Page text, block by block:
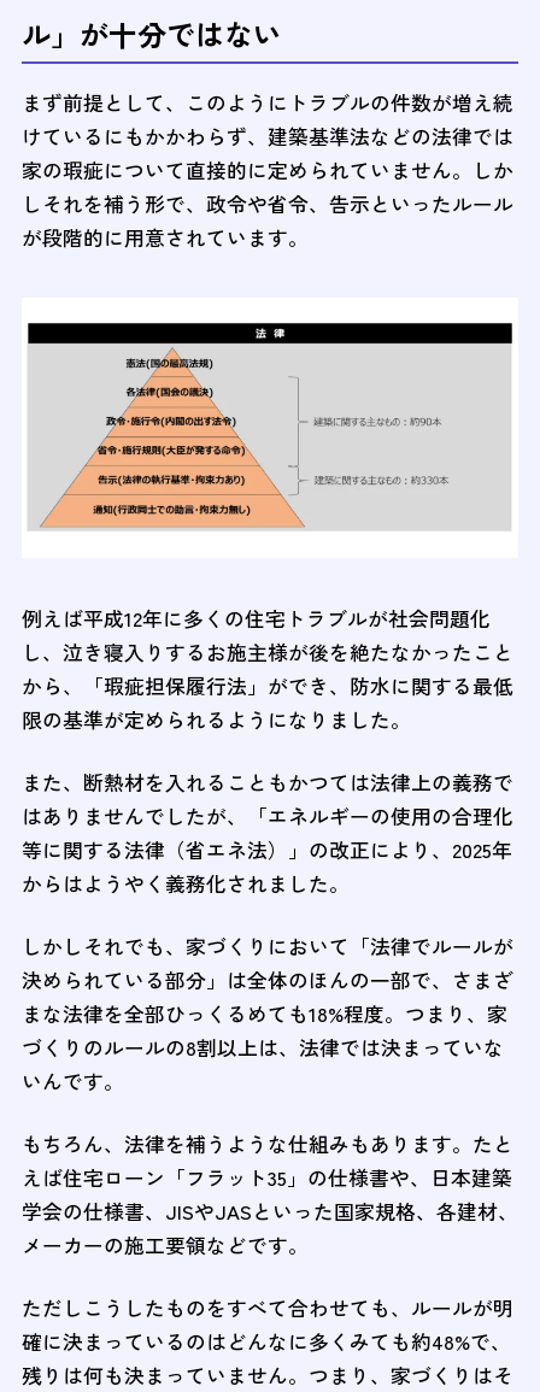
ル」が十分ではない
まず前提として、このようにトラブルの件数が増え続
けているにもかかわらず、建築基準法などの法律では
家の瑕疵について直接的に定められていません。しか
しそれを補う形で、政令や省令、告示といったルール
が段階的に用意されています。
例えば平成12年に多くの住宅トラブルが社会問題化
し、泣き寝入りするお施主様が後を絶たなかったこと
から、「瑕疵担保履行法」ができ、防水に関する最低
限の基準が定められるようになりました。
また、断熱材を入れることもかつては法律上の義務で
はありませんでしたが、「エネルギーの使用の合理化
等に関する法律（省エネ法）」の改正により、2025年
からはようやく義務化されました。
しかしそれでも、家づくりにおいて「法律でルールが
決められている部分」は全体のほんの一部で、さまざ
まな法律を全部ひっくるめても18%程度。つまり、家
づくりのルールの8割以上は、法律では決まっていな
いんです。
もちろん、法律を補うような仕組みもあります。たと
えば住宅ローン「フラット35」の仕様書や、日本建築
学会の仕様書、JISやJASといった国家規格、各建材、
メーカーの施工要領などです。
ただしこうしたものをすべて合わせても、ルールが明
確に決まっているのはどんなに多くみても約48%で、
残りは何も決まっていません。つまり、家づくりはそ